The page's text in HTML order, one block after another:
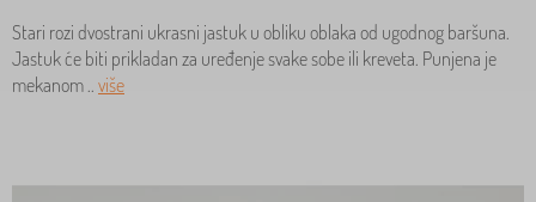
Stari rozi dvostrani ukrasni jastuk u obliku oblaka od ugodnog baršuna.
Jastuk će biti prikladan za uređenje svake sobe ili kreveta. Punjena je
mekanom .. više